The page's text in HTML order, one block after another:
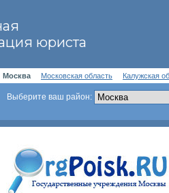
Москва Московская область Калужская
Выберите ваш район: